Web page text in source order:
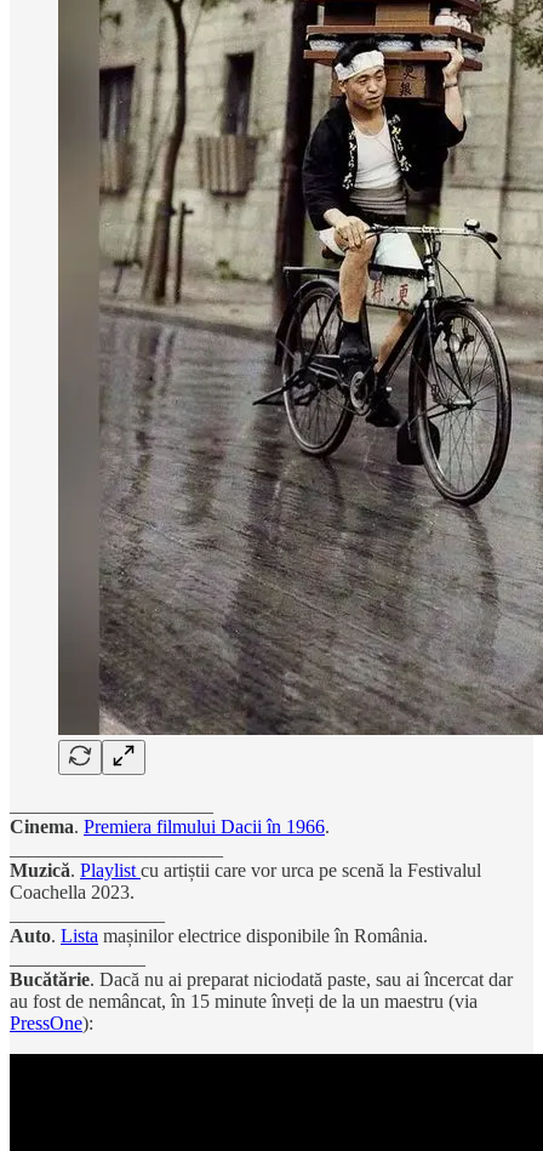
Cinema. Premiera filmului Dacii în 1966.
Muzică. Playlist cu artiștii care vor urca pe scenă la Festivalul
Coachella 2023.
Auto. Lista mașinilor electrice disponibile în România.
Bucătărie. Dacă nu ai preparat niciodată paste, sau ai încercat dar
au fost de nemâncat, în 15 minute înveți de la un maestru (via
PressOne):